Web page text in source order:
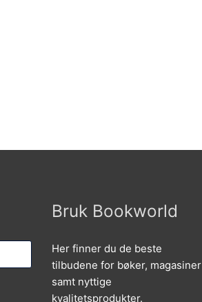
Bruk Bookworld
Her finner du de beste
tilbudene for bøker, magasiner
samt nyttige
kvalitetsprodukter.